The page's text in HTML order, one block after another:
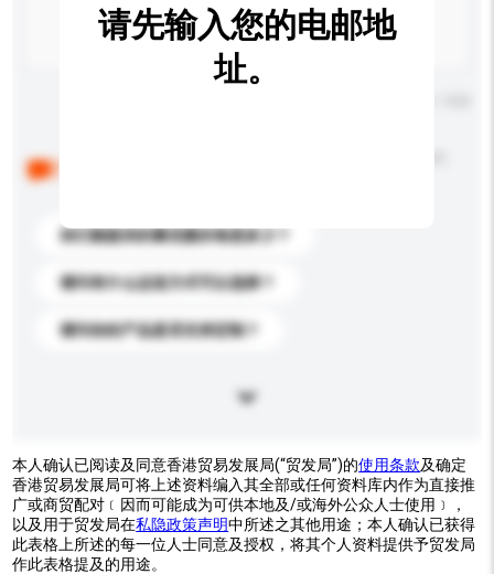
你们能提供的最优惠价格是多少？
请问有什么运送方式可以选择？
请问你的产品是否支持定制？
请先输入您的电邮地
址。
本人确认已阅读及同意香港贸易发展局(“贸发局”)的使用条款及确定
香港贸易发展局可将上述资料编入其全部或任何资料库内作为直接推
广或商贸配对﹝因而可能成为可供本地及/或海外公众人士使用﹞，
以及用于贸发局在私隐政策声明中所述之其他用途；本人确认已获得
此表格上所述的每一位人士同意及授权，将其个人资料提供予贸发局
作此表格提及的用途。